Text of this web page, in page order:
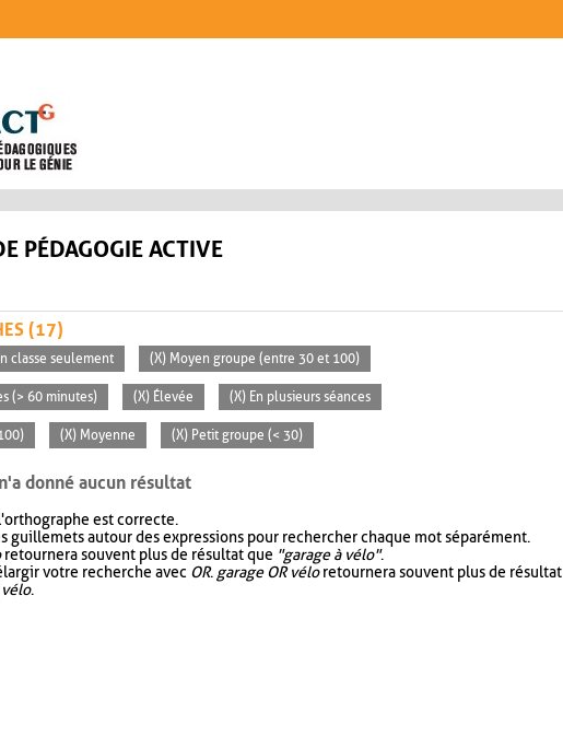
PÉDAGOGIE ACTIVE
(17)
classe seulement (X) Moyen groupe (entre 30 et 100)
(> 60 minutes) (X) Élevée (X) En plusieurs séances
(X) Moyenne (X) Petit groupe (< 30)
donné aucun résultat
est correcte.
guillemets autour des expressions pour rechercher chaque mot séparément.
retournera souvent plus de résultat que "garage à vélo".
votre recherche avec OR. garage OR véloretournera souvent plus de résultat
vélo.